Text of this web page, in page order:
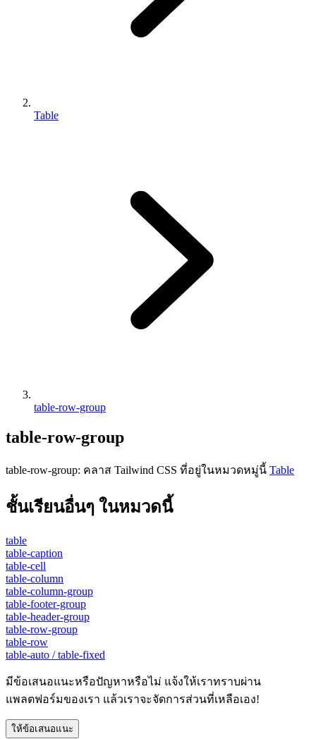
Table
table-row-group
table-row-group
table-row-group: คลาส Tailwind CSS ที่อยู่ในหมวดหมู่นี้ Table
ชั้นเรียนอื่นๆ ในหมวดนี้
table
table-caption
table-cell
table-column
table-column-group
table-footer-group
table-header-group
table-row-group
table-row
table-auto / table-fixed
มีข้อเสนอแนะหรือปัญหาหรือไม่ แจ้งให้เราทราบผ่าน
แพลตฟอร์มของเรา แล้วเราจะจัดการส่วนที่เหลือเอง!
ให้ข้อเสนอแนะ